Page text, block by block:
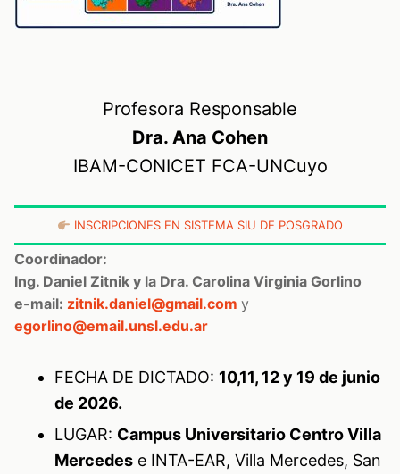
Profesora Responsable
Dra. Ana Cohen
IBAM-CONICET FCA-UNCuyo
INSCRIPCIONES EN SISTEMA SIU DE POSGRADO
Coordinador:
Ing. Daniel Zitnik y la Dra. Carolina Virginia Gorlino
e-mail: zitnik.daniel@gmail.com y
egorlino@email.unsl.edu.ar
FECHA DE DICTADO: 10,11, 12 y 19 de junio
de 2026.
LUGAR: Campus Universitario Centro Villa
Mercedes e INTA-EAR, Villa Mercedes, San